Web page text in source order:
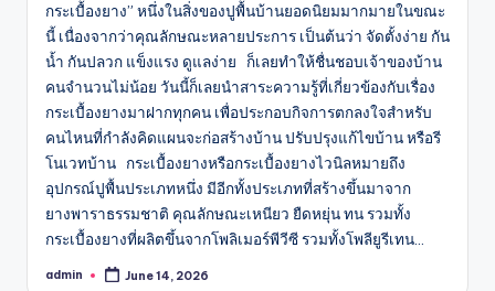
กระเบื้องยาง” หนึ่งในสิ่งของปูพื้นบ้านยอดนิยมมากมายในขณะ
นี้ เนื่องจากว่าคุณลักษณะหลายประการ เป็นต้นว่า จัดตั้งง่าย กัน
น้ำ กันปลวก แข็งแรง ดูแลง่าย ก็เลยทำให้ชื่นชอบเจ้าของบ้าน
คนจำนวนไม่น้อย วันนี้ก็เลยนำสาระความรู้ที่เกี่ยวข้องกับเรื่อง
กระเบื้องยางมาฝากทุกคน เพื่อประกอบกิจการตกลงใจสำหรับ
คนไหนที่กำลังคิดแผนจะก่อสร้างบ้าน ปรับปรุงแก้ไขบ้าน หรือรี
โนเวทบ้าน กระเบื้องยางหรือกระเบื้องยางไวนิลหมายถึง
อุปกรณ์ปูพื้นประเภทหนึ่ง มีอีกทั้งประเภทที่สร้างขึ้นมาจาก
ยางพาราธรรมชาติ คุณลักษณะเหนียว ยืดหยุ่น ทน รวมทั้ง
กระเบื้องยางที่ผลิตขึ้นจากโพลิเมอร์พีวีซี รวมทั้งโพลียูรีเทน…
Posted
admin June 14, 2026